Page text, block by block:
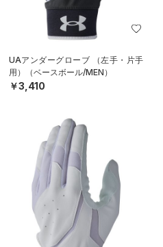
UAアンダーグローブ （左手・片手
用）（ベースボール/MEN）
￥3,410